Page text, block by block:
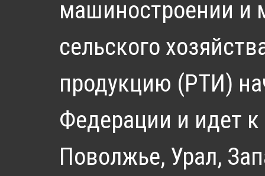
машиностроении и
сельского
продукцию (РТИ)
Федерации и идет
Поволжье, Урал,